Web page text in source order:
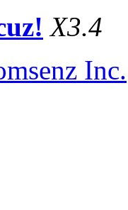
X3.4
Inc.